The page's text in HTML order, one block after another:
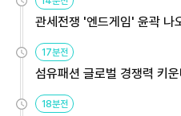
관세전쟁 '엔드게임' 윤곽 나
17분전
섬유패션 글로벌 경쟁력 키
18분전